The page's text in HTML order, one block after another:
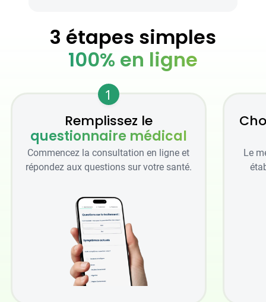
3 étapes simples
100% en ligne
1
Remplissez le
questionnaire médical
Commencez la consultation en ligne et
répondez aux questions sur votre santé.
Le